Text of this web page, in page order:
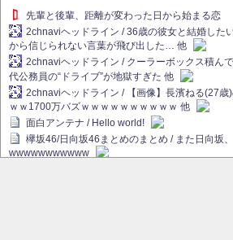
先輩と後輩、距離が変わった日から始まる恋
2chnaviヘッドライン / 36歳の彼女と結婚した
から信じられない言葉が飛び出した… 他
2chnaviヘッドライン / クーラーボックス積
代公務員の“ドライブ”が地獄すぎた 他
2chnaviヘッドライン / 【画像】長濱ねる(27歳
ｗｗ1700万バズｗｗｗｗｗｗｗｗｗｗ 他
面白アンテナ / Hello world!
欅坂46/日向坂46まとめのまとめ / また日向坂
wwwwwwwwwww